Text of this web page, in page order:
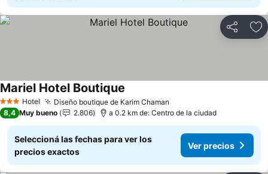
Compartir
3 Estrellas
Hotel Diseño boutique de Karim Chaman
Mariel Hotel Boutique
8,4 Muy bueno 2.806 a 0.2 km de: Centro de la ciudad
Seleccioná las fechas para ver los
precios exactos
Ver precios